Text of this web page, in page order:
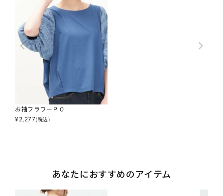
お袖フラワーＰＯ
¥2,277(税込)
あなたにおすすめのアイテム